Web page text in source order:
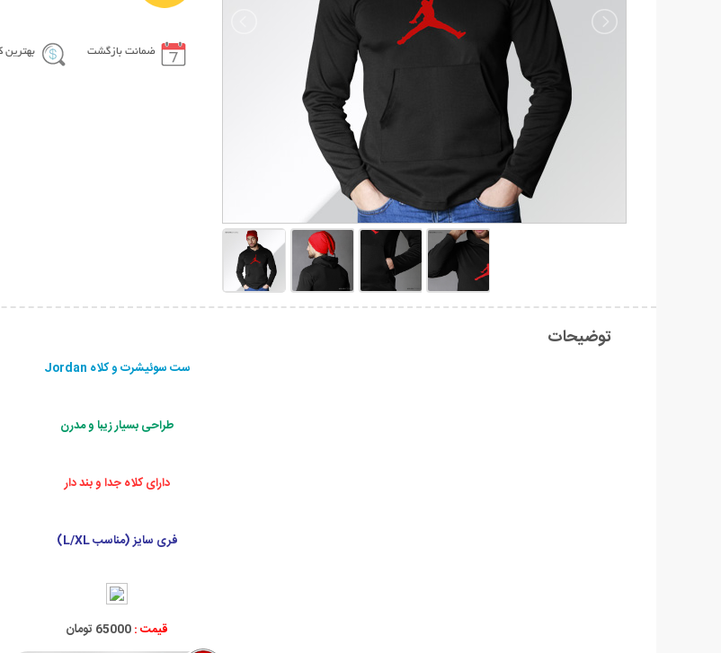
ضمانت بازگشت
توضیحات
ست سوئیشرت و کلاه Jordan
طراحی بسیار زیبا و مدرن
دارای کلاه جدا و بند دار
فری سایز (مناسب L/XL)
قیمت :65000 تومان